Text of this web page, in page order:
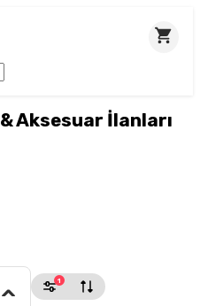
Aksesuar İlanları
1